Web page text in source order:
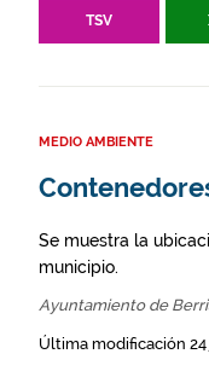
TSV
MEDIO AMBIENTE
Se muestra la
municipio.
Ayuntamiento de
Última modificación